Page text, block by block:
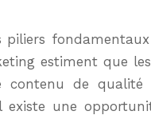
estiment que
de qualité
une